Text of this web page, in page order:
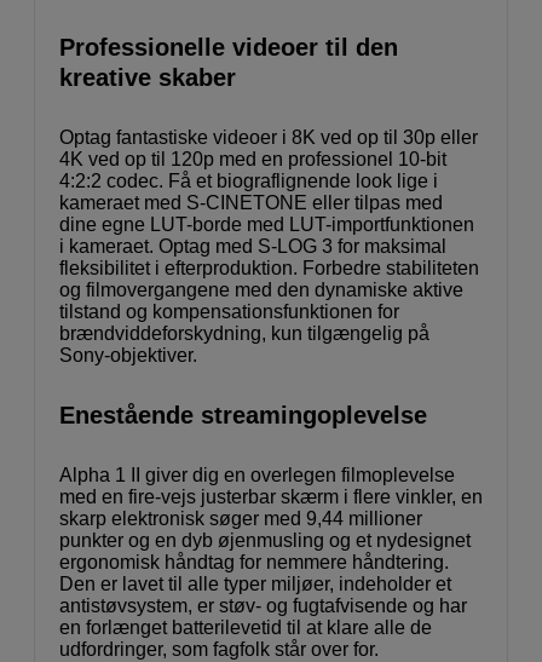
Professionelle videoer til den
kreative skaber
Optag fantastiske videoer i 8K ved op til 30p eller
4K ved op til 120p med en professionel 10-bit
4:2:2 codec. Få et biograflignende look lige i
kameraet med S-CINETONE eller tilpas med
dine egne LUT-borde med LUT-importfunktionen
i kameraet. Optag med S-LOG 3 for maksimal
fleksibilitet i efterproduktion. Forbedre stabiliteten
og filmovergangene med den dynamiske aktive
tilstand og kompensationsfunktionen for
brændviddeforskydning, kun tilgængelig på
Sony-objektiver.
Enestående streamingoplevelse
Alpha 1 II giver dig en overlegen filmoplevelse
med en fire-vejs justerbar skærm i flere vinkler, en
skarp elektronisk søger med 9,44 millioner
punkter og en dyb øjenmusling og et nydesignet
ergonomisk håndtag for nemmere håndtering.
Den er lavet til alle typer miljøer, indeholder et
antistøvsystem, er støv- og fugtafvisende og har
en forlænget batterilevetid til at klare alle de
udfordringer, som fagfolk står over for.